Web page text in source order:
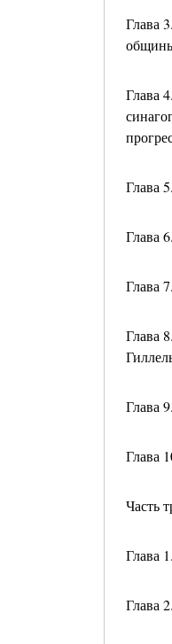
Глава
Глава
Глава
Глава
Глава
Глава
Глава
Глава
Часть
Глава
Глава